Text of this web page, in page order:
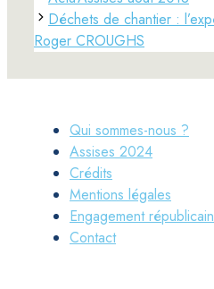
Déchets de chantier :
Roger CROUGHS
Qui sommes-nous ?
Assises 2024
Crédits
Mentions légales
Engagement républicain
Contact